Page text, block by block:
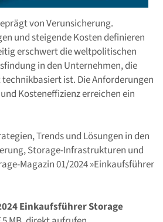
von Verunsicherung.
und steigende Kosten definieren
erschwert die weltpolitischen
in den Unternehmen, die
ist. Die Anforderungen
Kosteneffizienz erreichen ein
Trends und Lösungen in den
Storage-Infrastrukturen und
Magazin 01/2024 »Einkaufsführer
Einkaufsführer Storage